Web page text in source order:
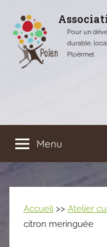
contenu
Pour un
durable,
Ploërmel
Menu
Accueil >> Atelier
citron meringuée